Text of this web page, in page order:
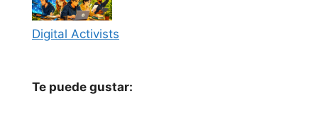
Digital Activists
Te puede gustar: